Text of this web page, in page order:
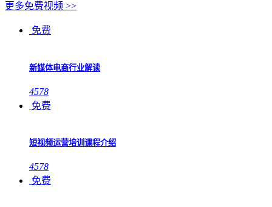
更多免费视频 >>
免费
新媒体电商行业解读
4578
免费
短视频运营培训课程介绍
4578
免费